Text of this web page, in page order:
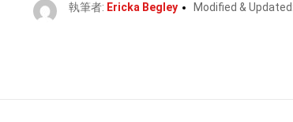
執筆者: Ericka Begley Modified & Updated: